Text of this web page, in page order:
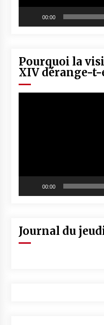
00:00
Pourquoi la
XIV dérange-t-
00:00
Journal du